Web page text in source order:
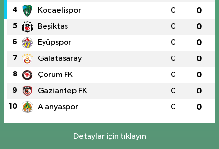
4 Kocaelispor 0 0
5 Beşiktaş 0 0
6 Eyüpspor 0 0
7 Galatasaray 0 0
8 Çorum FK 0 0
9 Gaziantep FK 0 0
10 Alanyaspor 0 0
Detaylar için tıklayın